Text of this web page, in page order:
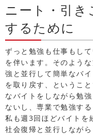
ニート・引
するために
ずっと勉強も仕事もし
を伴います。そのよう
強と並行して簡単なバ
を取り戻す、というこ
なバイトをしながら勉
ないし、専業で勉強す
私も週3回ほどバイトを
社会復帰と並行しなが